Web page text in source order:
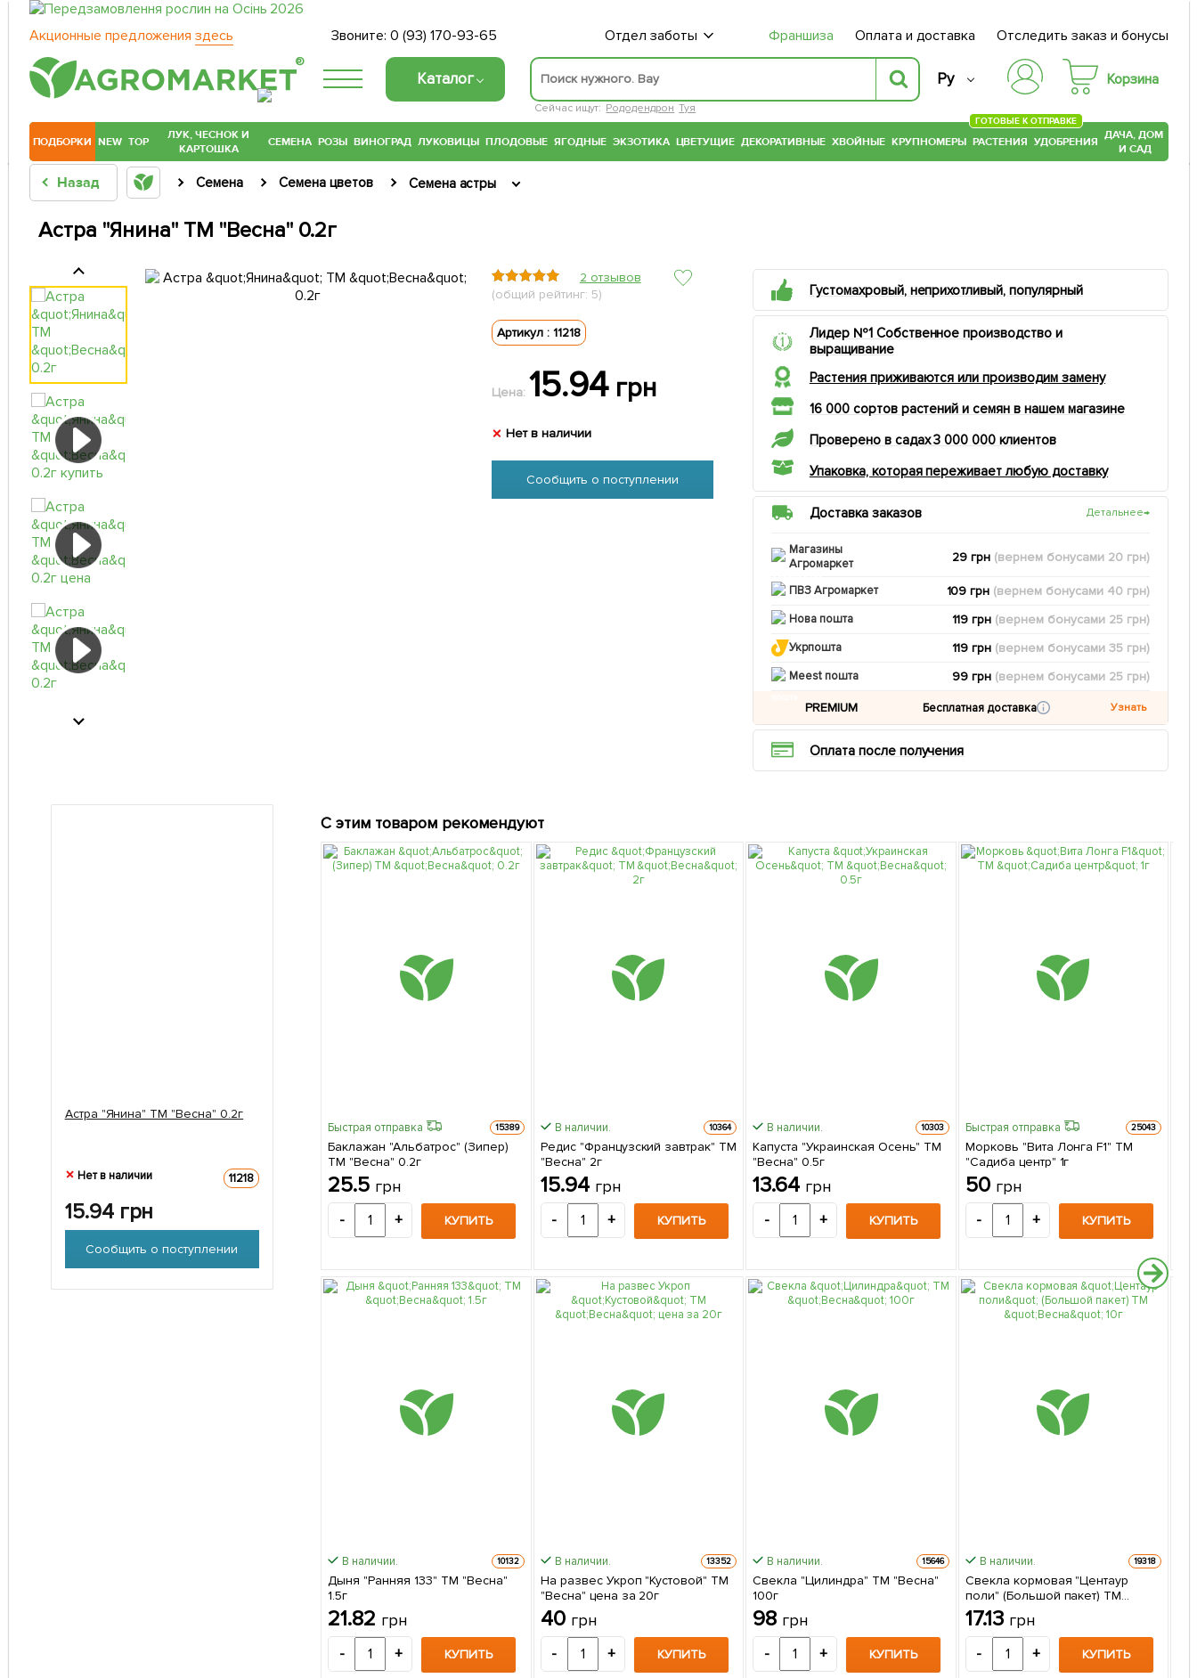
Акционные предложения здесь Звоните:0 (93) 170-93-65 Отдел заботы Франшиза Оплата и доставка Отследить заказ и бонусы
®
Каталог
Сейчас ищут: Рододендрон Туя
Ру Корзина
ПОДБОРКИ NEW TOP
ЛУК, ЧЕСНОК И
КАРТОШКА
СЕМЕНА РОЗЫ ВИНОГРАД ЛУКОВИЦЫ ПЛОДОВЫЕ ЯГОДНЫЕ ЭКЗОТИКА ЦВЕТУЩИЕ ДЕКОРАТИВНЫЕ ХВОЙНЫЕ КРУПНОМЕРЫ РАСТЕНИЯ
ГОТОВЫЕ К ОТПРАВКЕ
УДОБРЕНИЯ ДАЧА, ДОМ
И САД
Назад Семена Семена цветов Семена астры
Астра "Янина" ТМ "Весна" 0.2г
2 отзывов
(общий рейтинг: 5)
Артикул : 11218
Цена: 15.94 грн
Нет в наличии
Сообщить о поступлении
Густомахровый, неприхотливый, популярный
Лидер №1 Собственное производство и
выращивание
Растения приживаются или производим замену
16 000 сортов растений и семян в нашем магазине
Проверено в садах 3 000 000 клиентов
Упаковка, которая переживает любую доставку
Доставка заказов Детальнее→
Магазины
Агромаркет
29 грн (вернем бонусами 20 грн)
ПВЗ Агромаркет 109 грн (вернем бонусами 40 грн)
Нова пошта 119 грн (вернем бонусами 25 грн)
Укрпошта 119 грн (вернем бонусами35 грн)
Meest пошта 99 грн (вернем бонусами 25 грн)
PREMIUM Бесплатная доставка Узнать
Оплата после получения
Астра "Янина" ТМ "Весна" 0.2г
Нет в наличии 11218
15.94грн
Сообщить о поступлении
С этим товаром рекомендуют
Быстрая отправка 15389
Баклажан "Альбатрос" (Зипер)
ТМ "Весна" 0.2г
25.5 грн
- + КУПИТЬ
В наличии. 10364
Редис "Французский завтрак" ТМ
"Весна" 2г
15.94 грн
- + КУПИТЬ
В наличии. 10303
Капуста "Украинская Осень" ТМ
"Весна" 0.5г
13.64 грн
- + КУПИТЬ
Быстрая отправка 25043
Морковь "Вита Лонга F1" ТМ
"Садиба центр" 1г
50 грн
- + КУПИТЬ
В наличии. 10132
Дыня "Ранняя 133" ТМ "Весна"
1.5г
21.82 грн
- + КУПИТЬ
В наличии. 13352
На развес Укроп "Кустовой" ТМ
"Весна" цена за 20г
40 грн
- + КУПИТЬ
В наличии. 15646
Свекла "Цилиндра" ТМ "Весна"
100г
98 грн
- + КУПИТЬ
В наличии. 19318
Свекла кормовая "Центаур
поли" (Большой пакет) ТМ
"Весна" 10г
17.13 грн
- + КУПИТЬ